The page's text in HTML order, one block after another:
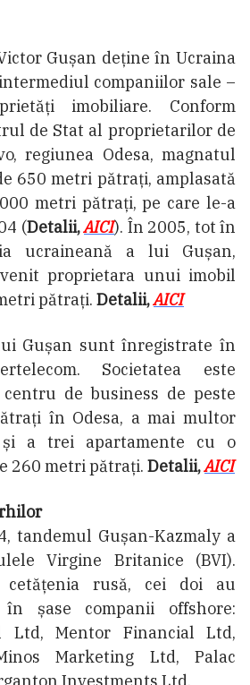
Gușan deține în Ucraina
companiilor sale –
imobiliare. Conform
de Stat al proprietarilor de
regiunea Odesa, magnatul
650 metri pătrați, amplasată
metri pătrați, pe care le-a
(Detalii,AICI). În 2005, tot în
ucraineană a lui Gușan,
proprietara unui imobil
pătrați. Detalii,AICI
Gușan sunt înregistrate în
Societatea este
de business de peste
în Odesa, a mai multor
a trei apartamente cu o
260 metri pătrați. Detalii,AICI
tandemul Gușan-Kazmaly a
Virgine Britanice (BVI).
cetățenia rusă, cei doi au
șase companii offshore:
Ltd, Mentor Financial Ltd,
Marketing Ltd, Palac